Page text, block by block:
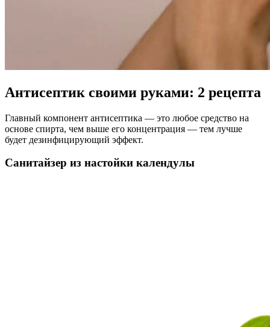
Антисептик своими руками: 2 рецепта
Главный компонент антисептика — это любое средство на
основе спирта, чем выше его концентрация — тем лучше
будет дезинфицирующий эффект.
Санитайзер из настойки календулы